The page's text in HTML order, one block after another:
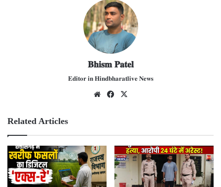
𝐁𝐡𝐢𝐬𝐦 𝐏𝐚𝐭𝐞𝐥
𝐄𝐝𝐢𝐭𝐨𝐫 𝐢𝐧 𝐇𝐢𝐧𝐝𝐛𝐡𝐚𝐫𝐚𝐭𝐥𝐢𝐯𝐞 𝐍𝐞𝐰𝐬
We
Fac
Related Articles